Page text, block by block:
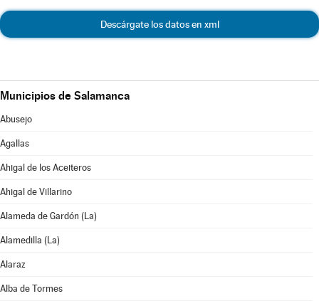
Descárgate los datos en xml
Municipios de Salamanca
Abusejo
Agallas
Ahigal de los Aceiteros
Ahigal de Villarino
Alameda de Gardón (La)
Alamedilla (La)
Alaraz
Alba de Tormes